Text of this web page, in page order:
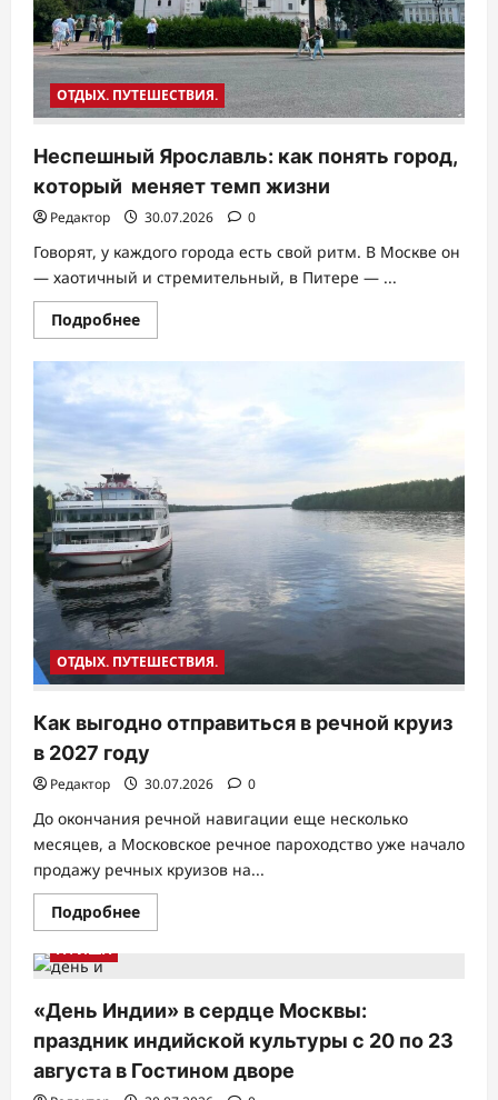
ОТДЫХ. ПУТЕШЕСТВИЯ.
Неспешный Ярославль: как понять город,
который меняет темп жизни
Редактор 30.07.2026 0
Говорят, у каждого города есть свой ритм. В Москве он
— хаотичный и стремительный, в Питере — ...
ПодробнееПрочитать
больше
Неспешный
как
понять
город,
который
меняет
темп
жизни
ОТДЫХ. ПУТЕШЕСТВИЯ.
Как выгодно отправиться в речной круиз
в 2027 году
Редактор 30.07.2026 0
До окончания речной навигации еще несколько
месяцев, а Московское речное пароходство уже начало
продажу речных круизов на...
ПодробнееПрочитать
больше
в
речной
круиз
в
2027
году
АФИША
«День Индии» в сердце Москвы:
праздник индийской культуры с 20 по 23
августа в Гостином дворе